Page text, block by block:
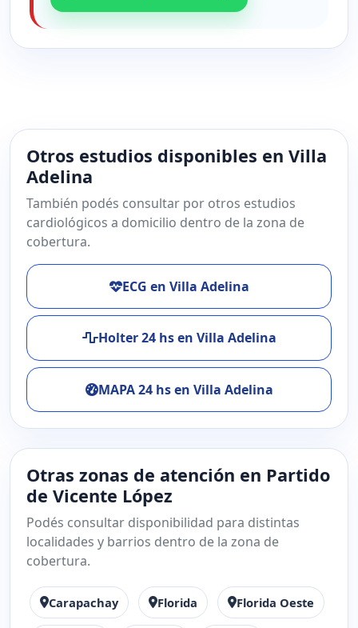
Otros estudios disponibles en Villa
Adelina
También podés consultar por otros estudios
cardiológicos a domicilio dentro de la zona de
cobertura.
ECG en Villa Adelina
Holter 24 hs en Villa Adelina
MAPA 24 hs en Villa Adelina
Otras zonas de atención en Partido
de Vicente López
Podés consultar disponibilidad para distintas
localidades y barrios dentro de la zona de
cobertura.
Carapachay Florida Florida Oeste